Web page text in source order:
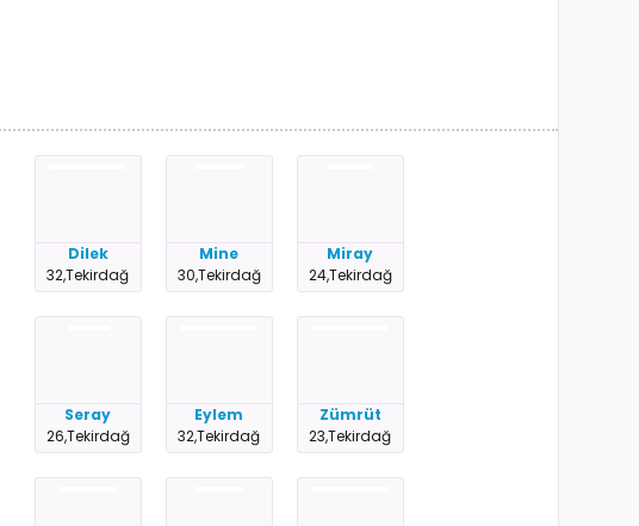
Dilek
32,Tekirdağ
Mine
30,Tekirdağ
Miray
24,Tekirdağ
Seray
26,Tekirdağ
Eylem
32,Tekirdağ
Zümrüt
23,Tekirdağ